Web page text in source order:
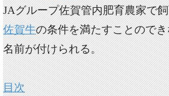
JAグループ佐賀管内肥育農家で
佐賀牛の条件を満たすことので
名前が付けられる。
目次